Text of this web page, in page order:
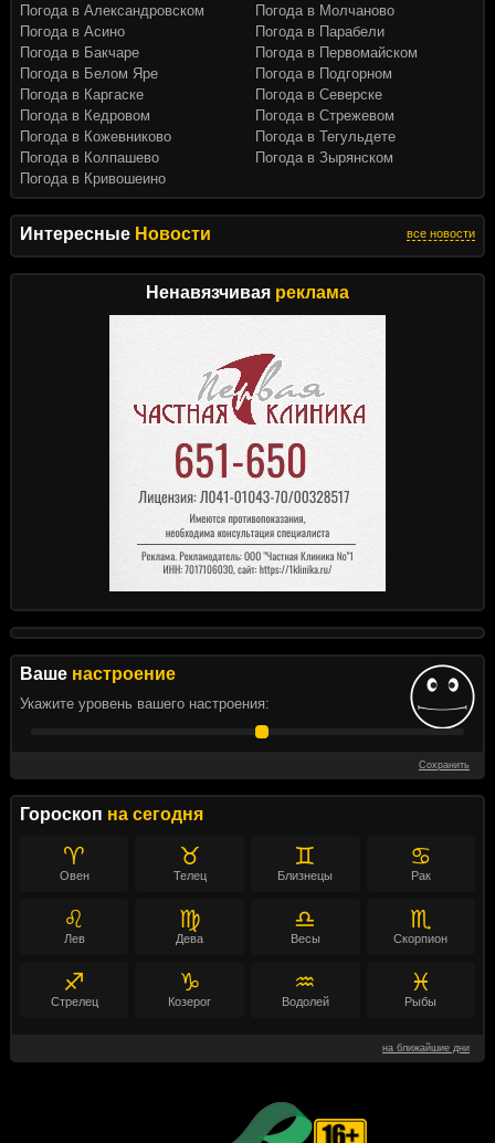
Интересные Новости все новости
Ненавязчивая реклама
Ваше настроение
Укажите уровень вашего настроения:
Сохранить
Гороскоп на сегодня
♈
Овен
♉
Телец
♊
Близнецы
♋
Рак
♌
Лев
♍
Дева
♎
Весы
♏
Скорпион
♐
Стрелец
♑
Козерог
♒
Водолей
♓
Рыбы
на ближайшие дни
Погода в Александровском
Погода в Асино
Погода в Бакчаре
Погода в Белом Яре
Погода в Каргаске
Погода в Кедровом
Погода в Кожевниково
Погода в Колпашево
Погода в Кривошеино
Погода в Молчаново
Погода в Парабели
Погода в Первомайском
Погода в Подгорном
Погода в Северске
Погода в Стрежевом
Погода в Тегульдете
Погода в Зырянском